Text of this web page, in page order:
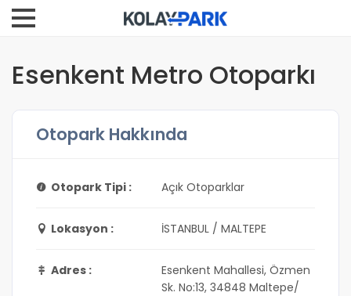
Esenkent Metro Otoparkı
Otopark Hakkında
Otopark Tipi : Açık Otoparklar
Lokasyon : İSTANBUL / MALTEPE
Adres :
Esenkent Mahallesi, Özmen
Sk. No:13, 34848 Maltepe/